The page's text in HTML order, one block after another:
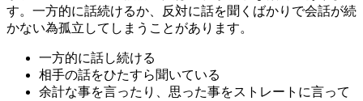
す。一方的に話続けるか、反対に話を聞くばかりで会話が続
かない為孤立してしまうことがあります。
一方的に話し続ける
相手の話をひたすら聞いている
余計な事を言ったり、思った事をストレートに言って